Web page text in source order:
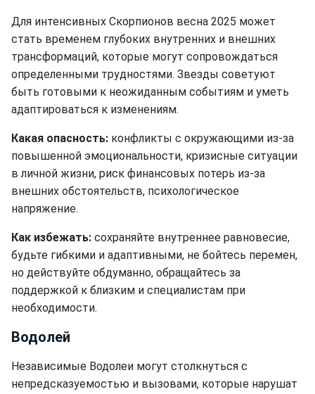
Для интенсивных Скорпионов весна 2025 может
стать временем глубоких внутренних и внешних
трансформаций, которые могут сопровождаться
определенными трудностями. Звезды советуют
быть готовыми к неожиданным событиям и уметь
адаптироваться к изменениям.
Какая опасность: конфликты с окружающими из-за
повышенной эмоциональности, кризисные ситуации
в личной жизни, риск финансовых потерь из-за
внешних обстоятельств, психологическое
напряжение.
Как избежать: сохраняйте внутреннее равновесие,
будьте гибкими и адаптивными, не бойтесь перемен,
но действуйте обдуманно, обращайтесь за
поддержкой к близким и специалистам при
необходимости.
Водолей
Независимые Водолеи могут столкнуться с
непредсказуемостью и вызовами, которые нарушат